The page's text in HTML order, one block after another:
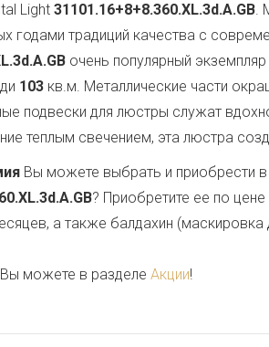
Light 31101.16+8+8.360.XL.3d.A.GB.
годами традиций качества с
очень популярный
103 кв.м. Металлические части
подвески для люстры служат
теплым свечением, эта люстра
Вы можете выбрать и приобрести
? Приобретите ее по
а также балдахин
можете в разделе Акции!